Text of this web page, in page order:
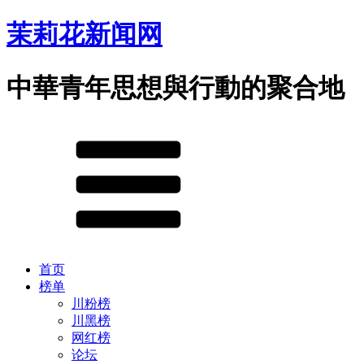
茉莉花新闻网
中華青年思想與行動的聚合地
首页
榜单
川粉榜
川黑榜
网红榜
论坛